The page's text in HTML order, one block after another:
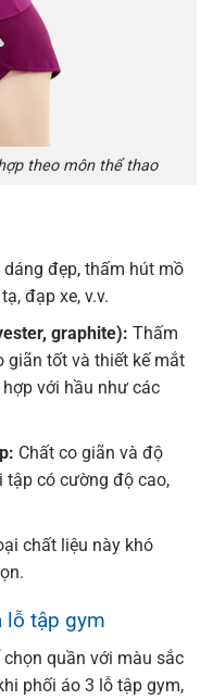
theo môn thể thao
đẹp, thấm hút mồ
đạp xe, v.v.
graphite): Thấm
giãn tốt và thiết kế mắt
với hầu như các
Chất co giãn và độ
tập có cường độ cao,
chất liệu này khó
lỗ tập gym
chọn quần với màu sắc
phối áo 3 lỗ tập gym,